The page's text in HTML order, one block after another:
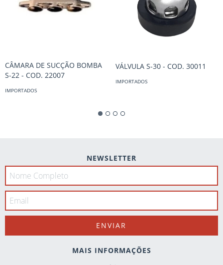
CÂMARA DE SUCÇÃO BOMBA
S-22 - COD. 22007
IMPORTADOS
VÁLVULA S-30 - COD. 30011
IMPORTADOS
NEWSLETTER
MAIS INFORMAÇÕES